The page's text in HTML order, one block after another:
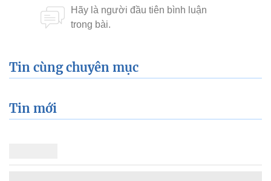
Tin cùng chuyên mục
Tin mới